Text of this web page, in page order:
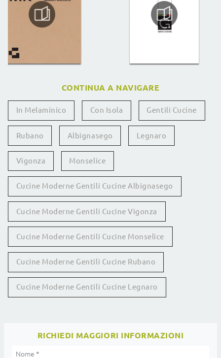
CONTINUA A NAVIGARE
In Melaminico Con Isola Gentili Cucine
Rubano Albignasego Legnaro
Vigonza Monselice
Cucine Moderne Gentili Cucine Albignasego
Cucine Moderne Gentili Cucine Vigonza
Cucine Moderne Gentili Cucine Monselice
Cucine Moderne Gentili Cucine Rubano
Cucine Moderne Gentili Cucine Legnaro
RICHIEDI MAGGIORI INFORMAZIONI